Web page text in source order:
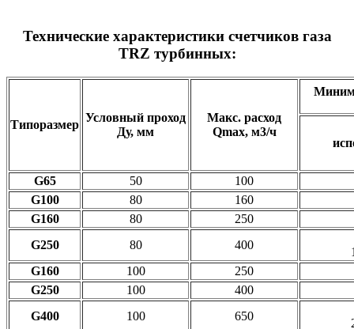
Технические характеристики счетчиков газа
TRZ турбинных:
Типоразмер
Условный проход
Ду, мм
Макс. расход
Qmax, м3/ч
G65 50
100
G100
80
160
G160
80 250
G250
80 400
G160
100 250
G250
100 400
G400
100 650